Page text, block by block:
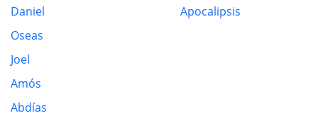
Daniel
Oseas
Joel
Amós
Abdías
Apocalipsis